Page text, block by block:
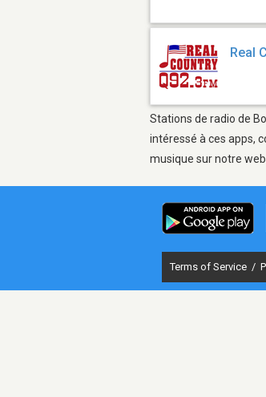
Real
Stations de radio de
intéressé à ces apps,
musique sur notre
Terms of Service /